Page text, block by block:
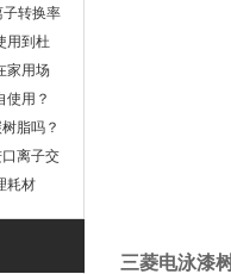
转换率
用到杜
家用场
使用？
脂吗？
离子交
耗材
三菱电泳漆